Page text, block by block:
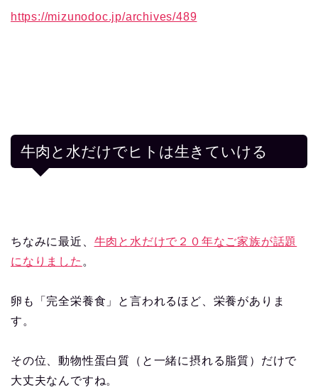
https://mizunodoc.jp/archives/489
牛肉と水だけでヒトは生きていける
ちなみに最近、 牛肉と水だけで２０年なご家族が話題
になりました 。
卵も「完全栄養食」と言われるほど、栄養がありま
す。
その位、動物性蛋白質（と一緒に摂れる脂質）だけで
大丈夫なんですね。